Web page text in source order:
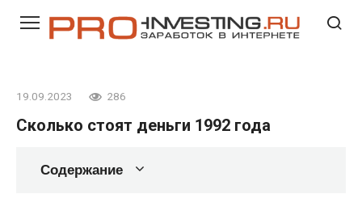
19.09.2023 286
Сколько стоят деньги 1992 года
Содержание